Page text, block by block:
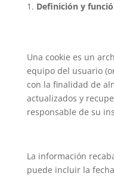
Definición y
Una cookie es un
equipo del usuario
con la finalidad de
actualizados y
responsable de su
La información
puede incluir la